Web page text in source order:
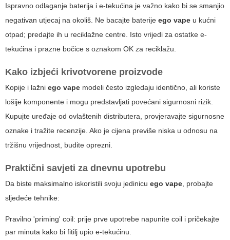
Ispravno odlaganje baterija i e-tekućina je važno kako bi se smanjio
negativan utjecaj na okoliš. Ne bacajte baterije ego vape u kućni
otpad; predajte ih u reciklažne centre. Isto vrijedi za ostatke e-
tekućina i prazne bočice s oznakom OK za reciklažu.
Kako izbjeći krivotvorene proizvode
Kopije i lažni ego vape modeli često izgledaju identično, ali koriste
lošije komponente i mogu predstavljati povećani sigurnosni rizik.
Kupujte uređaje od ovlaštenih distributera, provjeravajte sigurnosne
oznake i tražite recenzije. Ako je cijena previše niska u odnosu na
tržišnu vrijednost, budite oprezni.
Praktični savjeti za dnevnu upotrebu
Da biste maksimalno iskoristili svoju jedinicu ego vape, probajte
sljedeće tehnike:
Pravilno 'priming' coil: prije prve upotrebe napunite coil i pričekajte
par minuta kako bi fitilj upio e-tekućinu.